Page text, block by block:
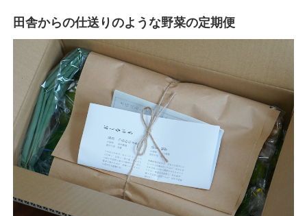
田舎からの仕送りのような野菜の定期便